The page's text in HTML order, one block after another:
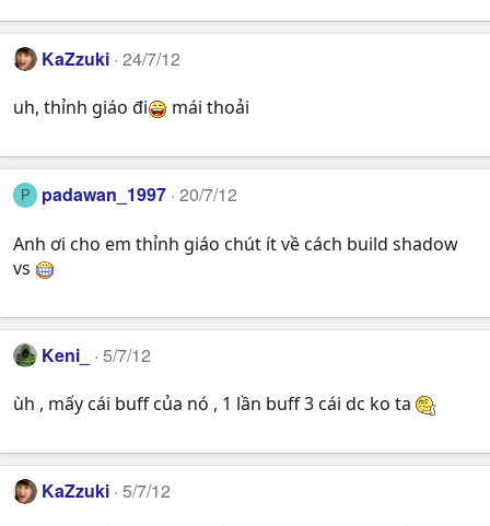
KaZzuki 24/7/12
uh, thỉnh giáo đi mái thoải
P padawan_1997 20/7/12
Anh ơi cho em thỉnh giáo chút ít về cách build shadow
vs
Keni_ 5/7/12
ùh , mấy cái buff của nó , 1 lần buff 3 cái dc ko ta
KaZzuki 5/7/12